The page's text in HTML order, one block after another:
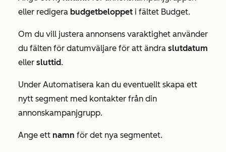
eller redigera budgetbeloppet i fältet Budget.
Om du vill justera annonsens varaktighet använder
du fälten för datumväljare för att ändra slutdatum
eller sluttid.
Under Automatisera kan du eventuellt skapa ett
nytt segment med kontakter från din
annonskampanjgrupp.
Ange ett namn för det nya segmentet.